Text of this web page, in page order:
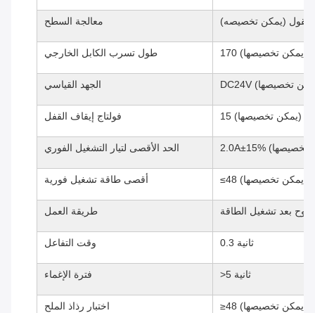
معالجة السطح (يمكن تخصيصه)
طول تسرب الكابل الخارجي ملم (يمكن تخصيصها)
الجهد القياسي
فولتاج إيقاف القفل (يمكن تخصيصها)
الحد الأقصى لتيار التشغيل الفوري
أقصى طاقة تشغيل فورية واط (يمكن تخصيصها)
طريقة العمل بعد تشغيل الطاقة
وقت التفاعل 0.3 ثانية
فترة الإغماء >5 ثانية
اختبار رذاذ الملح